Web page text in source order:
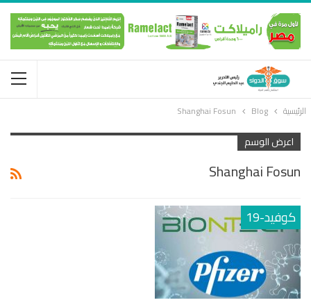
الرئيسية Blog
Shanghai Fosun
اعرض الوسم
Shanghai Fosun
كوفيد-19